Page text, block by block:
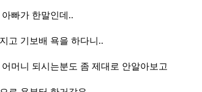
빠가 한말인데..
고 기보배 욕을 하다니..
어머니 되시는분도 좀 제대로 안알아보고